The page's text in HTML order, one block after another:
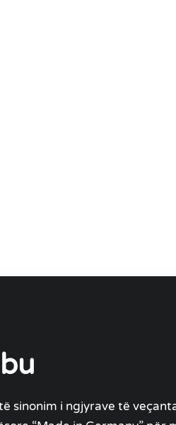
sinonim i ngjyrave të